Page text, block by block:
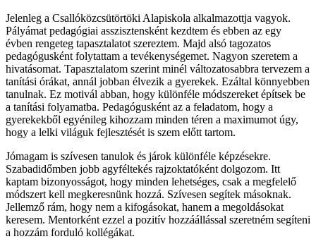
Jelenleg a Csallóközcsütörtöki Alapiskola alkalmazottja vagyok.
Pályámat pedagógiai asszisztensként kezdtem és ebben az egy
évben rengeteg tapasztalatot szereztem. Majd alsó tagozatos
pedagógusként folytattam a tevékenységemet. Nagyon szeretem a
hivatásomat. Tapasztalatom szerint minél változatosabbra tervezem a
tanítási órákat, annál jobban élvezik a gyerekek. Ezáltal könnyebben
tanulnak. Ez motivál abban, hogy különféle módszereket építsek be
a tanítási folyamatba. Pedagógusként az a feladatom, hogy a
gyerekekből egyénileg kihozzam minden téren a maximumot úgy,
hogy a lelki világuk fejlesztését is szem előtt tartom.
Jómagam is szívesen tanulok és járok különféle képzésekre.
Szabadidőmben jobb agyféltekés rajzoktatóként dolgozom. Itt
kaptam bizonyosságot, hogy minden lehetséges, csak a megfelelő
módszert kell megkeresnünk hozzá. Szívesen segítek másoknak.
Jellemző rám, hogy nem a kifogásokat, hanem a megoldásokat
keresem. Mentorként ezzel a pozitív hozzáállással szeretném segíteni
a hozzám forduló kollégákat.